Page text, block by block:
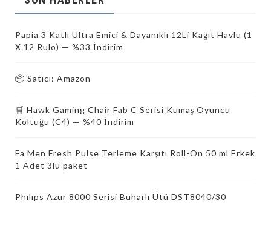
Papia 3 Katlı Ultra Emici & Dayanıklı 12Li Kağıt Havlu (1
X 12 Rulo) — %33 İndirim
📦 Satıcı: Amazon
🛒 Hawk Gaming Chair Fab C Serisi Kumaş Oyuncu
Koltuğu (C4) — %40 İndirim
Fa Men Fresh Pulse Terleme Karşıtı Roll-On 50 ml Erkek
1 Adet 3lü paket
Phılıps Azur 8000 Serisi Buharlı Ütü DST8040/30